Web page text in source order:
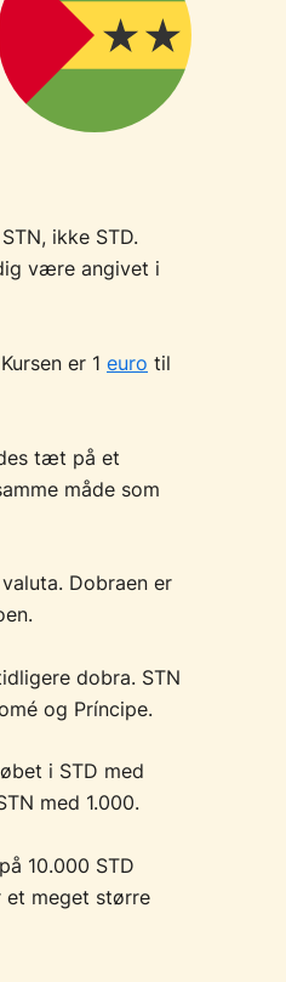
ikke STD.
være angivet i
er 1 euro til
tæt på et
måde som
Dobraen er
dobra. STN
og Príncipe.
i STD med
med 1.000.
10.000 STD
et meget større